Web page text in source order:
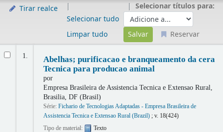
Tirar realce
Selecionar tudo
Limpar tudo
Selecionar títulos para:
Reservar
1.
Abelhas; purificacao e branqueamento da cera
Tecnica para producao animal
por
Empresa Brasileira de Assistencia Tecnica e Extensao Rural,
Brasilia, DF (Brasil)
Série: Fichario de Tecnologias Adaptadas - Empresa Brasileira de
Assistencia Tecnica e Extensao Rural (Brazil); v. 18(424)
Tipo de material:
Texto